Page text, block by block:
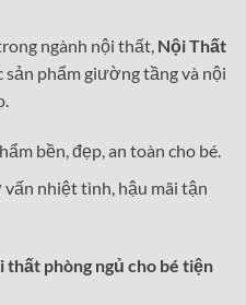
ngành nội thất, Nội Thất
sản phẩm giường tầng và nội
bền, đẹp, an toàn cho bé.
nhiệt tình, hậu mãi tận
thất phòng ngủ cho bé tiện